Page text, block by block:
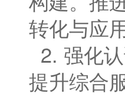
转化与应
2. 强化
提升综合